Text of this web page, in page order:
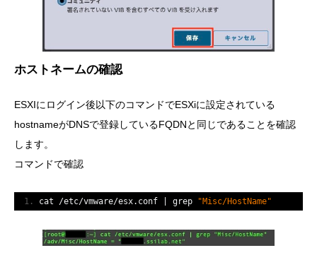
ホストネームの確認
ESXIにログイン後以下のコマンドでESXiに設定されている
hostnameがDNSで登録しているFQDNと同じであることを確認
します。
コマンドで確認
cat /etc/vmware/esx. conf grep "Misc/HostName"